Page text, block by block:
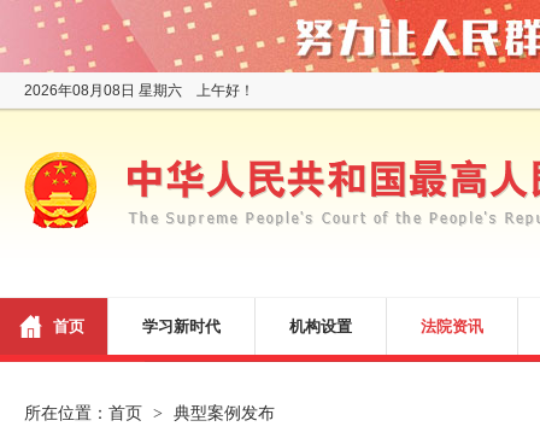
2026年08月08日 星期六 上午好！
首页 学习新时代 机构设置 法院资讯
所在位置： 首页 > 典型案例发布